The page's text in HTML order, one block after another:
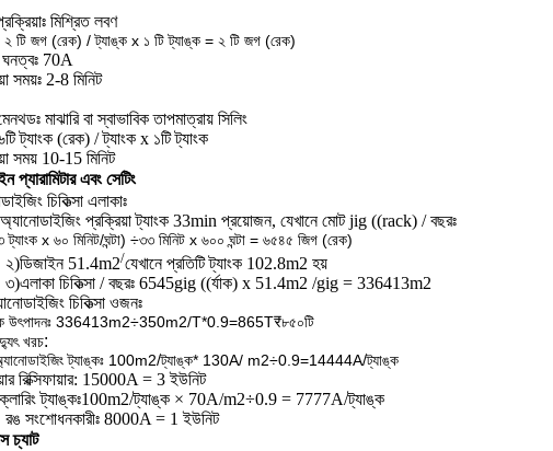
মিশ্রিত লবণ
২ টি জগ (রেক) / ট্যাঙ্ক x ১ টি ট্যাঙ্ক = ২ টি জগ (রেক)
ঘনত্বঃ 70A
সময়ঃ 2-8 মিনিট
মাঝারি বা স্বাভাবিক তাপমাত্রায় সিলিং
ট্যাংক (রেক) / ট্যাংক x ১টি ট্যাংক
সময় 10-15 মিনিট
প্যারামিটার এবং সেটিং
চিকিত্সা এলাকাঃ
অ্যানোডাইজিং প্রক্রিয়া ট্যাংক 33min প্রয়োজন, যেখানে মোট jig ((rack) / বছরঃ
ট্যাংক x ৬০ মিনিট/ঘন্টা) ÷৩৩ মিনিট x ৬০০ ঘন্টা = ৬৫৪৫ জিগ (রেক)
২)ডিজাইন 51.4m2/যেখানে প্রতিটি ট্যাংক 102.8m2 হয়
৩)এলাকা চিকিত্সা / বছরঃ 6545gig ((র্যাক) x 51.4m2 /gig = 336413m2
চিকিত্সা ওজনঃ
উৎপাদনঃ 336413m2÷350m2/T*0.9=865T₹৮৫০টি
খরচ:
ট্যাঙ্কঃ 100m2/ট্যাঙ্ক* 130A/ m2÷0.9=14444A/ট্যাঙ্ক
রিক্সিফায়ার: 15000A = 3 ইউনিট
ট্যাঙ্কঃ100m2/ট্যাঙ্ক × 70A/m2÷0.9 = 7777A/ট্যাঙ্ক
রঙ সংশোধনকারীঃ 8000A = 1 ইউনিট
চ্যাট